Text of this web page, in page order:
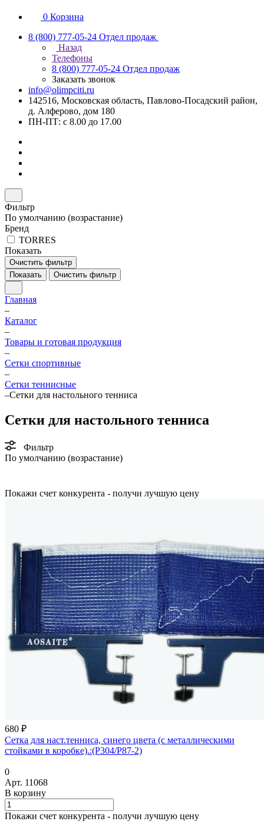
0 Корзина
8 (800) 777-05-24 Отдел продаж
Назад
Телефоны
8 (800) 777-05-24 Отдел продаж
Заказать звонок
info@olimpciti.ru
142516, Московская область, Павлово-Посадский район,
д. Алферово, дом 180
ПН-ПТ: с 8.00 до 17.00
Фильтр
По умолчанию (возрастание)
Бренд
TORRES
Показать
Очистить фильтр
Показать
Очистить фильтр
Главная
–
Каталог
–
Товары и готовая продукция
–
Сетки спортивные
–
Сетки теннисные
–Сетки для настольного тенниса
Сетки для настольного тенниса
Фильтр
По умолчанию (возрастание)
Покажи счет конкурента - получи лучшую цену
680 ₽
Сетка для наст.тенниса, синего цвета (с металлическими
стойками в коробке).:(Р304/Р87-2)
0
Арт. 11068
В корзину
Покажи счет конкурента - получи лучшую цену